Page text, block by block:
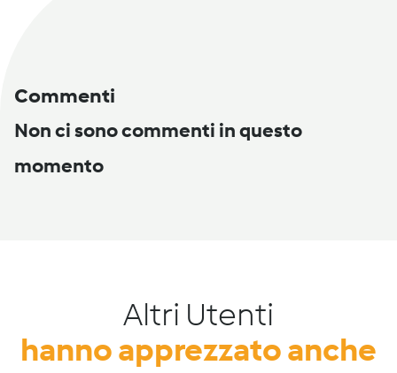
Commenti
Non ci sono commenti in questo
momento
Altri Utenti
hanno apprezzato anche